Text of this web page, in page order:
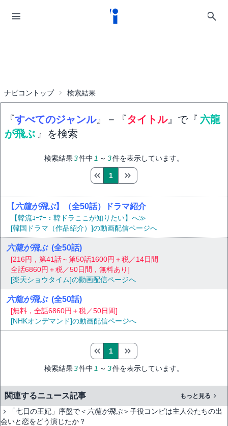
ナビコントップ 検索結果
『すべてのジャンル』 − 『タイトル』で『 六龍
が飛ぶ 』を検索
検索結果3件中 1 ～ 3件を表示しています。
1
【 六龍が飛ぶ】（全50話）ドラマ紹介
【韓流ｺｰﾅｰ：韓ドラここが知りたい】へ≫
[韓国ドラマ（作品紹介）]の動画配信ページへ
六龍が飛ぶ (全50話)
[216円，第41話～第50話1600円＋税／14日間
全話6860円＋税／50日間，無料あり]
[楽天ショウタイム]の動画配信ページへ
六龍が飛ぶ (全50話)
[無料，全話6860円＋税／50日間]
[NHKオンデマンド]の動画配信ページへ
検索結果3件中 1 ～ 3件を表示しています。
1
関連するニュース記事 もっと見る
「七日の王妃」序盤で＜ 六龍が飛ぶ＞子役コンビは主人公たちの出
会いと恋をどう演じたか？